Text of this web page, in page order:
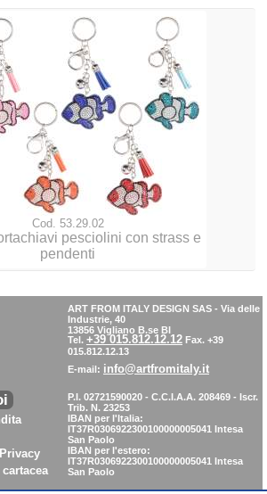
Cod. 53.29.02
pesciolini con strass e
pendenti
ART FROM ITALY DESIGN SAS - Via delle
Industrie, 40
13856 Vigliano B.se BI
Tel. +39 015.812.12.12 Fax. +39
015.812.12.13
E-mail: info@artfromitaly.it
P.I. 02721590020 - C.C.I.A.A. 208469 - Iscr.
Trib. N. 23253
IBAN per l'Italia:
IT37R0306922300100000005041 Intesa
San Paolo
IBAN per l'estero:
IT37R0306922300100000005041 Intesa
San Paolo